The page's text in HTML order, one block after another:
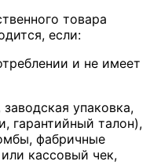
товара
если:
и не имеет
упаковка,
гарантийный талон),
фабричные
кассовый чек,